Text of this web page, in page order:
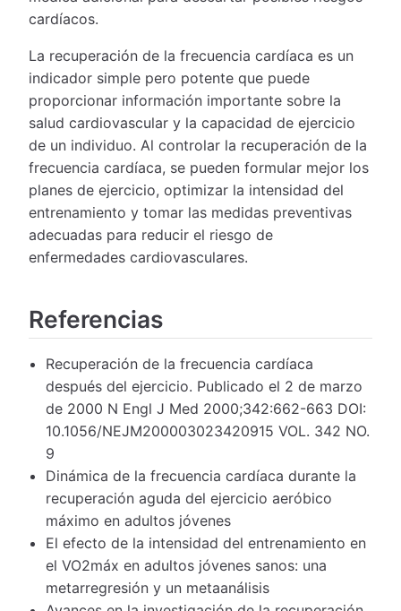
cardíacos.
La recuperación de la frecuencia cardíaca es un
indicador simple pero potente que puede
proporcionar información importante sobre la
salud cardiovascular y la capacidad de ejercicio
de un individuo. Al controlar la recuperación de la
frecuencia cardíaca, se pueden formular mejor los
planes de ejercicio, optimizar la intensidad del
entrenamiento y tomar las medidas preventivas
adecuadas para reducir el riesgo de
enfermedades cardiovasculares.
Referencias
Recuperación de la frecuencia cardíaca
después del ejercicio. Publicado el 2 de marzo
de 2000 N Engl J Med 2000;342:662-663 DOI:
10.1056/NEJM200003023420915 VOL. 342 NO.
9
Dinámica de la frecuencia cardíaca durante la
recuperación aguda del ejercicio aeróbico
máximo en adultos jóvenes
El efecto de la intensidad del entrenamiento en
el VO2máx en adultos jóvenes sanos: una
metarregresión y un metaanálisis